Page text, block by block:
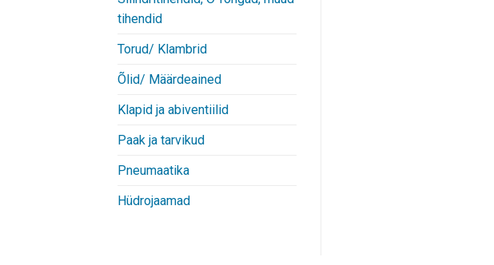
tihendid
Torud/ Klambrid
Õlid/ Määrdeained
Klapid ja abiventiilid
Paak ja tarvikud
Pneumaatika
Hüdrojaamad